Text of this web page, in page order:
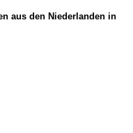
aus den Niederlanden in